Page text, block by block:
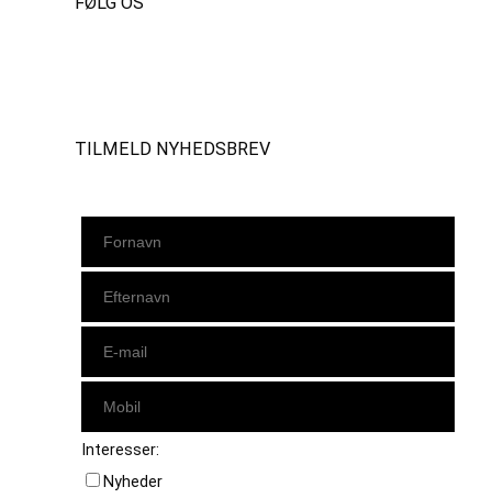
TILMELD NYHEDSBREV
Interesser:
Nyheder